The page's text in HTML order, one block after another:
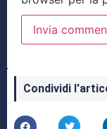
Condividi